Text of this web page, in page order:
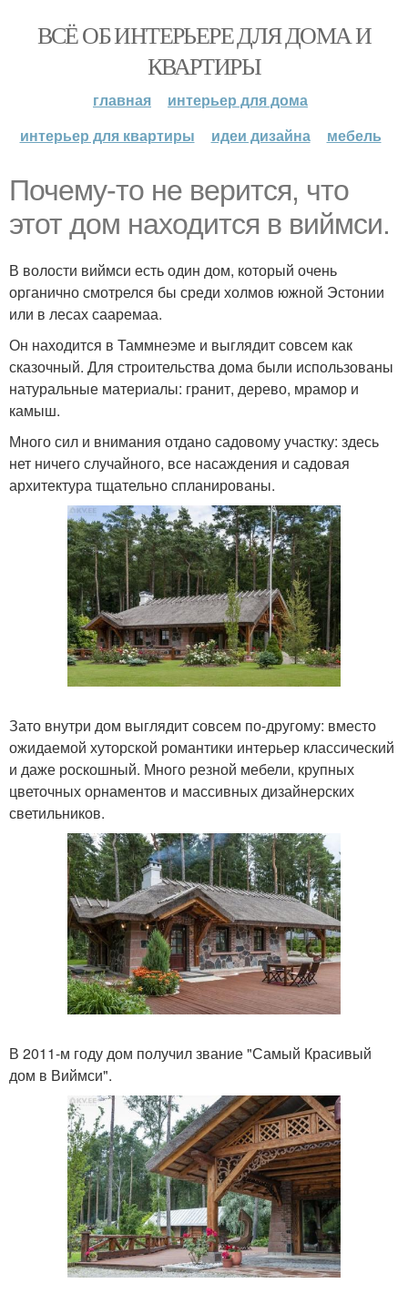
ВСЁ ОБ ИНТЕРЬЕРЕ ДЛЯ ДОМА И
КВАРТИРЫ
главная
интерьер для дома
интерьер для квартиры
идеи дизайна мебель
Почему-то не верится, что
этот дом находится в виймси.
В волости виймси есть один дом, который очень
органично смотрелся бы среди холмов южной Эстонии
или в лесах сааремаа.
Он находится в Таммнеэме и выглядит совсем как
сказочный. Для строительства дома были использованы
натуральные материалы: гранит, дерево, мрамор и
камыш.
Много сил и внимания отдано садовому участку: здесь
нет ничего случайного, все насаждения и садовая
архитектура тщательно спланированы.
Зато внутри дом выглядит совсем по-другому: вместо
ожидаемой хуторской романтики интерьер классический
и даже роскошный. Много резной мебели, крупных
цветочных орнаментов и массивных дизайнерских
светильников.
В 2011-м году дом получил звание "Самый Красивый
дом в Виймси".